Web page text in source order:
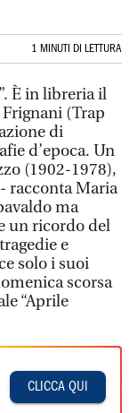
1 MINUTI DI LETTURA
È in libreria il
(Trap
di
d’epoca. Un
(1902-1978),
racconta Maria
ma
un ricordo del
e
solo i suoi
scorsa
“Aprile
CLICCA QUI